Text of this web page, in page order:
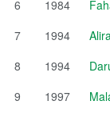
6
1984
7
1994
8
1994
9
1997